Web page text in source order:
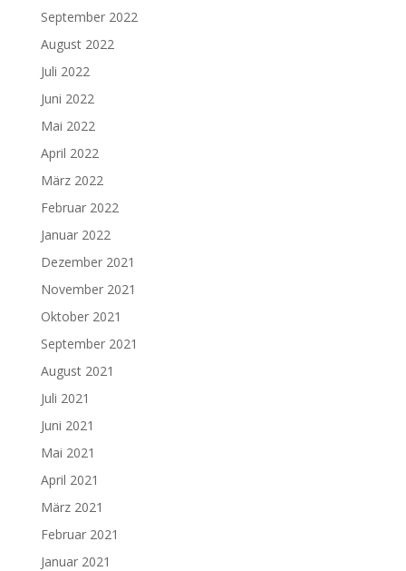
September 2022
August 2022
Juli 2022
Juni 2022
Mai 2022
April 2022
März 2022
Februar 2022
Januar 2022
Dezember 2021
November 2021
Oktober 2021
September 2021
August 2021
Juli 2021
Juni 2021
Mai 2021
April 2021
März 2021
Februar 2021
Januar 2021